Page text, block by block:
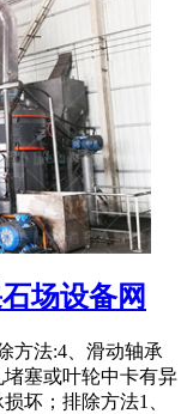
场设备网
方法:4、滑动轴承
塞或叶轮中卡有异
坏；排除方法1、